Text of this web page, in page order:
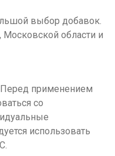
выбор добавок.
области и
Перед применением
со
использовать